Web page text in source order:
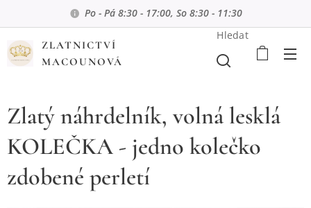
Po - Pá 8:30 - 17:00, So 8:30 - 11:30
ZLATNICTVÍ
MACOUNOVÁ
Hledat
Zlatý náhrdelník, volná lesklá
KOLEČKA - jedno kolečko
zdobené perletí